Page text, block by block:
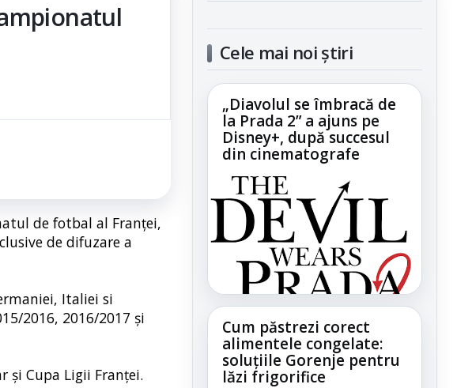
de fotbal al Franţei,
de difuzare a
Italiei si
2016, 2016/2017 şi
Cupa Ligii Franţei.
Cele mai noi știri
„Diavolul se îmbracă de
la Prada 2” a ajuns pe
Disney+, după succesul
din cinematografe
Cum păstrezi corect
alimentele congelate:
soluțiile Gorenje pentru
lăzi frigorifice